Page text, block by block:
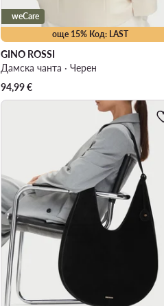
още 15% Код: LAST
weCare
GINO ROSSI
Дамска чанта · Черен
94,99€